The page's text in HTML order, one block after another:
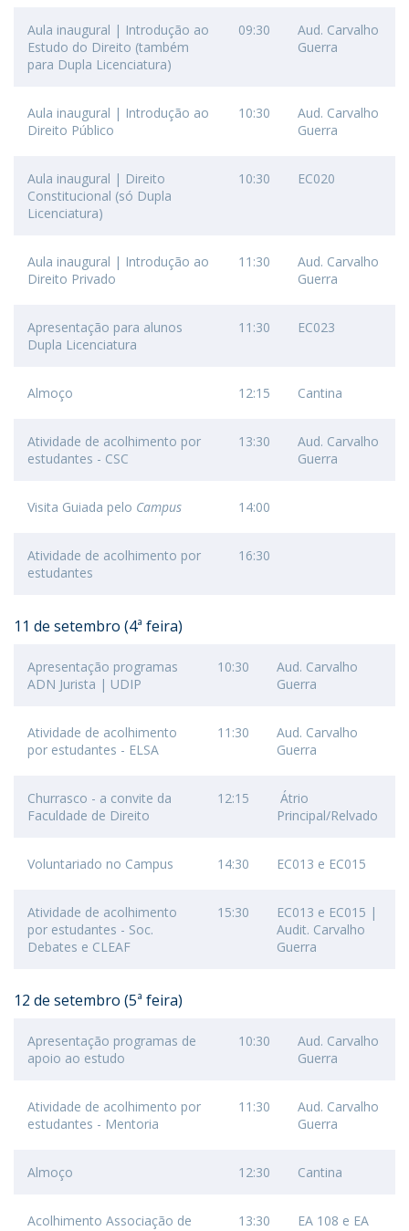
Aula inaugural | Introdução ao
Estudo do Direito (também
para Dupla Licenciatura)
09:30
Aud. Carvalho
Guerra
Aula inaugural | Introdução ao
Direito Público
10:30
Aud. Carvalho
Guerra
Aula inaugural | Direito
Constitucional (só Dupla
Licenciatura)
10:30 EC020
Aula inaugural | Introdução ao
Direito Privado
11:30
Aud. Carvalho
Guerra
Apresentação para alunos
Dupla Licenciatura
11:30 EC023
Almoço 12:15 Cantina
Atividade de acolhimento por
estudantes - CSC
13:30
Aud. Carvalho
Guerra
Visita Guiada pelo Campus 14:00
Atividade de acolhimento por
estudantes
16:30
11 de setembro (4ª feira)
Apresentação programas
ADN Jurista | UDIP
10:30
Aud. Carvalho
Guerra
Atividade de acolhimento
por estudantes - ELSA
11:30
Aud. Carvalho
Guerra
Churrasco - a convite da
Faculdade de Direito
12:15
Átrio
Principal/Relvado
Voluntariado no Campus 14:30 EC013 e EC015
Atividade de acolhimento
por estudantes - Soc.
Debates e CLEAF
15:30
EC013 e EC015 |
Audit. Carvalho
Guerra
12 de setembro (5ª feira)
Apresentação programas de
apoio ao estudo
10:30
Aud. Carvalho
Guerra
Atividade de acolhimento por
estudantes - Mentoria
11:30
Aud. Carvalho
Guerra
Almoço 12:30 Cantina
Acolhimento Associação de
13:30
EA 108 e EA